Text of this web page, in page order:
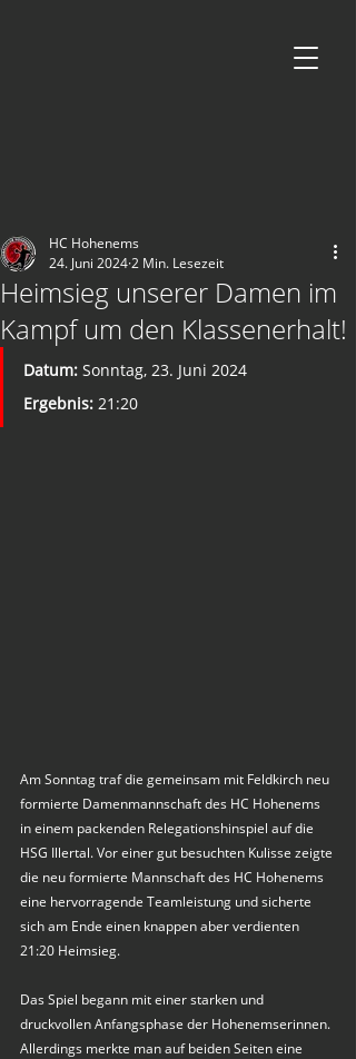
Heimsieg unserer Damen im
Kampf um den Klassenerhalt!
HC Hohenems
24. Juni 20242 Min. Lesezeit
Datum: Sonntag, 23. Juni 2024
Ergebnis: 21:20
Am Sonntag traf die gemeinsam mit Feldkirch neu
formierte Damenmannschaft des HC Hohenems
in einem packenden Relegationshinspiel auf die
HSG Illertal. Vor einer gut besuchten Kulisse zeigte
die neu formierte Mannschaft des HC Hohenems
eine hervorragende Teamleistung und sicherte
sich am Ende einen knappen aber verdienten
21:20 Heimsieg.
Das Spiel begann mit einer starken und
druckvollen Anfangsphase der Hohenemserinnen.
Allerdings merkte man auf beiden Seiten eine